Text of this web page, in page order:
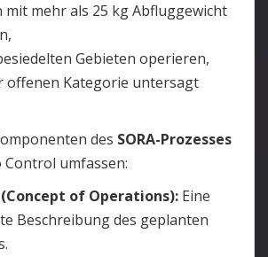
mit mehr als 25 kg Abfluggewicht
Gebieten operieren,
offenen Kategorie untersagt
des SORA-Prozesses
umfassen:
(Concept of Operations): Eine
Beschreibung des geplanten